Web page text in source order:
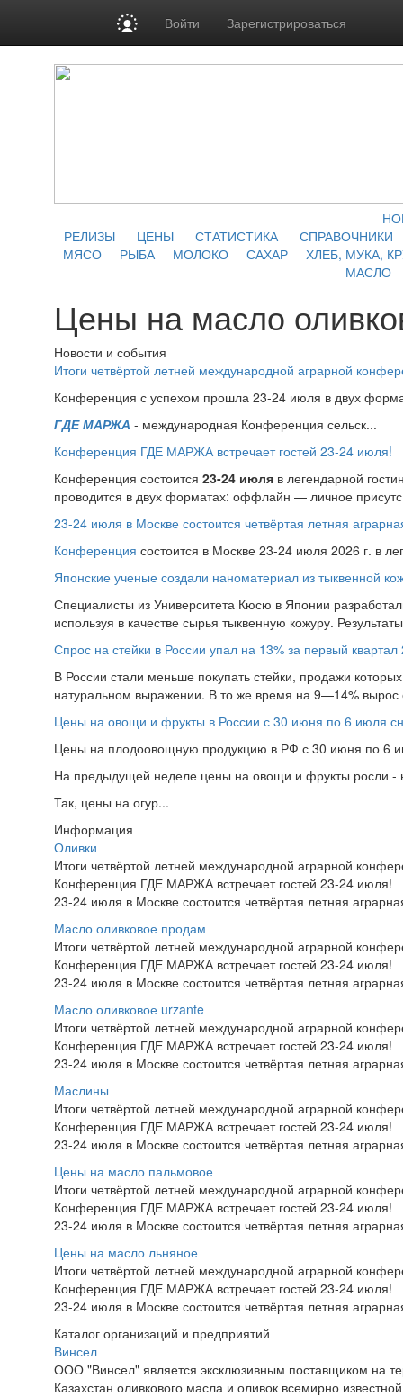
Войти Зарегистрироваться
РЕЛИЗЫ
ЦЕНЫ СТАТИСТИКА
СПРАВОЧНИКИ
МЯСО
РЫБА МОЛОКО САХАР
ХЛЕБ, МУКА,
МАСЛО
Цены на масло
Новости и события
Итоги четвёртой летней международной аграрной
Конференция с успехом прошла 23-24 июля в двух
ГДЕ МАРЖА - международная Конференция сельск...
Конференция ГДЕ МАРЖА встречает гостей 23-24 июля!
Конференция состоится 23-24 июля в легендарной
проводится в двух форматах: оффлайн — личное
23-24 июля в Москве состоится четвёртая летняя
Конференция состоится в Москве 23-24 июля 2026 г. в
Японские ученые создали наноматериал из тыквенной
Специалисты из Университета Кюсю в Японии
используя в качестве сырья тыквенную кожуру.
Спрос на стейки в России упал на 13% за первый квартал
В России стали меньше покупать стейки, продажи
натуральном выражении. В то же время на 9—14%
Цены на овощи и фрукты в России с 30 июня по 6 июля
Цены на плодоовощную продукцию в РФ с 30 июня по 6
На предыдущей неделе цены на овощи и фрукты росли -
Так, цены на огур...
Информация
Оливки
Итоги четвёртой летней международной аграрной
Конференция ГДЕ МАРЖА встречает гостей 23-24 июля!
23-24 июля в Москве состоится четвёртая летняя
Масло оливковое продам
Итоги четвёртой летней международной аграрной
Конференция ГДЕ МАРЖА встречает гостей 23-24 июля!
23-24 июля в Москве состоится четвёртая летняя
Масло оливковое urzante
Итоги четвёртой летней международной аграрной
Конференция ГДЕ МАРЖА встречает гостей 23-24 июля!
23-24 июля в Москве состоится четвёртая летняя
Маслины
Итоги четвёртой летней международной аграрной
Конференция ГДЕ МАРЖА встречает гостей 23-24 июля!
23-24 июля в Москве состоится четвёртая летняя
Цены на масло пальмовое
Итоги четвёртой летней международной аграрной
Конференция ГДЕ МАРЖА встречает гостей 23-24 июля!
23-24 июля в Москве состоится четвёртая летняя
Цены на масло льняное
Итоги четвёртой летней международной аграрной
Конференция ГДЕ МАРЖА встречает гостей 23-24 июля!
23-24 июля в Москве состоится четвёртая летняя
Каталог организаций и предприятий
Винсел
ООО "Винсел" является эксклюзивным поставщиком на
Казахстан оливкового масла и оливок всемирно